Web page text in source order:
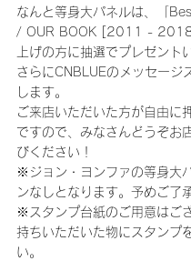
なんと等身大パネルは、「
/ OUR BOOK [2011 -
上げの方に抽選でプレゼント
さらにCNBLUEのメッセージ
します。
ご来店いただいた方が自由に
ですので、みなさんどうぞお
びください！
※ジョン・ヨンファの等身大
ンなしとなります。予めご了
※スタンプ台紙のご用意はご
持ちいただいた物にスタンプ
い。